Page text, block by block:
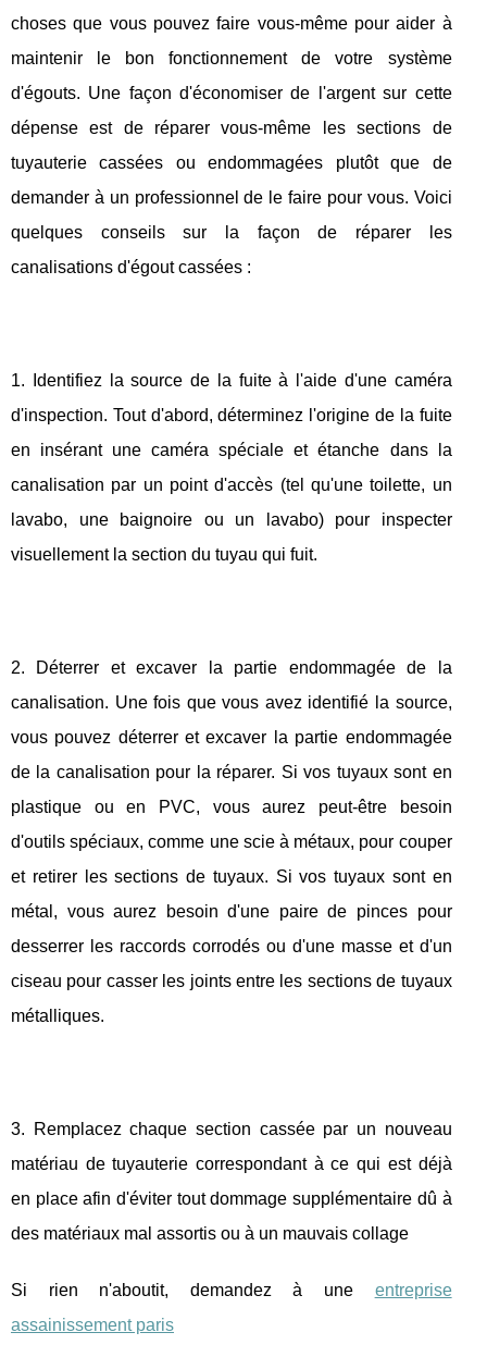
choses que vous pouvez faire vous-même pour aider à
maintenir le bon fonctionnement de votre système
d'égouts. Une façon d'économiser de l'argent sur cette
dépense est de réparer vous-même les sections de
tuyauterie cassées ou endommagées plutôt que de
demander à un professionnel de le faire pour vous. Voici
quelques conseils sur la façon de réparer les
canalisations d'égout cassées :
1. Identifiez la source de la fuite à l'aide d'une caméra
d'inspection. Tout d'abord, déterminez l'origine de la fuite
en insérant une caméra spéciale et étanche dans la
canalisation par un point d'accès (tel qu'une toilette, un
lavabo, une baignoire ou un lavabo) pour inspecter
visuellement la section du tuyau qui fuit.
2. Déterrer et excaver la partie endommagée de la
canalisation. Une fois que vous avez identifié la source,
vous pouvez déterrer et excaver la partie endommagée
de la canalisation pour la réparer. Si vos tuyaux sont en
plastique ou en PVC, vous aurez peut-être besoin
d'outils spéciaux, comme une scie à métaux, pour couper
et retirer les sections de tuyaux. Si vos tuyaux sont en
métal, vous aurez besoin d'une paire de pinces pour
desserrer les raccords corrodés ou d'une masse et d'un
ciseau pour casser les joints entre les sections de tuyaux
métalliques.
3. Remplacez chaque section cassée par un nouveau
matériau de tuyauterie correspondant à ce qui est déjà
en place afin d'éviter tout dommage supplémentaire dû à
des matériaux mal assortis ou à un mauvais collage
Si rien n'aboutit, demandez à une entreprise
assainissement paris